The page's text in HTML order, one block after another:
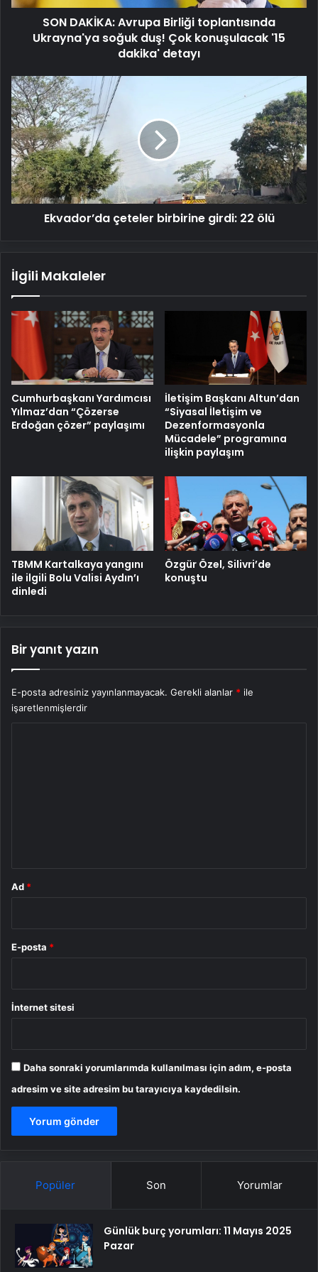
Çok
konuşulacakSON DAKİKA: Avrupa Birliği toplantısında
Ukrayna'ya soğuk duş! Çok konuşulacak '15
dakika' detayı
Ekvador’da
çeteler
birbirine
girdi:
22
ölü
Ekvador’da çeteler birbirine girdi: 22 ölü
İlgili Makaleler
Cumhurbaşkanı Yardımcısı
Yılmaz’dan “Çözerse
Erdoğan çözer” paylaşımı
İletişim Başkanı Altun’dan
“Siyasal İletişim ve
Dezenformasyonla
Mücadele” programına
ilişkin paylaşım
TBMM Kartalkaya yangını
ile ilgili Bolu Valisi Aydın’ı
dinledi
Özgür Özel, Silivri’de
konuştu
Bir yanıt yazın
E-posta adresiniz yayınlanmayacak. Gerekli alanlar * ile
işaretlenmişlerdir
Ad *
E-posta *
İnternet sitesi
Daha sonraki yorumlarımda kullanılması için adım, e-posta
adresim ve site adresim bu tarayıcıya kaydedilsin.
Popüler Son Yorumlar
Günlük burç yorumları: 11 Mayıs 2025
Pazar